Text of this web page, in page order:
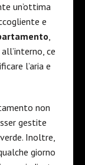
un’ottima
e
,
ce
l’aria e
non
gestite
Inoltre,
giorno